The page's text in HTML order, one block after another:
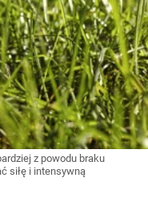
z powodu braku
siłę i intensywną